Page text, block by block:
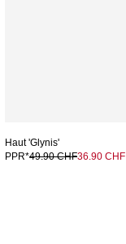
Haut 'Glynis'
PPR*49.90 CHF36.90 CHF